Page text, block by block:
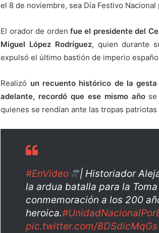
el 8 de noviembre, sea Día Festivo
El orador de ordenfue el presidente del
Miguel López Rodríguez, quien durante
expulsó el último bastión de imperio
Realizó un recuento histórico de la
adelante, recordó que ese mismo añose
quienes se rendían ante las tropas
#EnVideo
| Historiador
la ardua batalla para la
conmemoración a los 200
heroica.
pic.twitter.com/8DSdicMqGs